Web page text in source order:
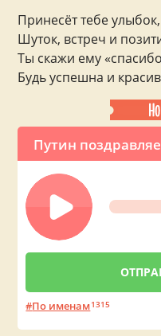
Путин
По именам1315
Принесёт тебе улыбок,
Шуток, встреч и
Ты скажи ему
Будь успешна и